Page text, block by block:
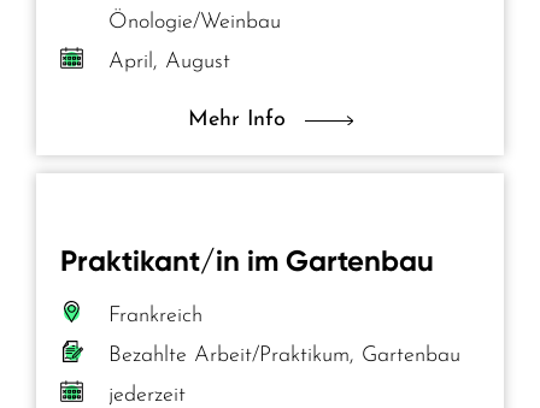
Önologie/Weinbau
April, August
Mehr Info
Praktikant/in im Gartenbau
Frankreich
Bezahlte Arbeit/Praktikum, Gartenbau
jederzeit